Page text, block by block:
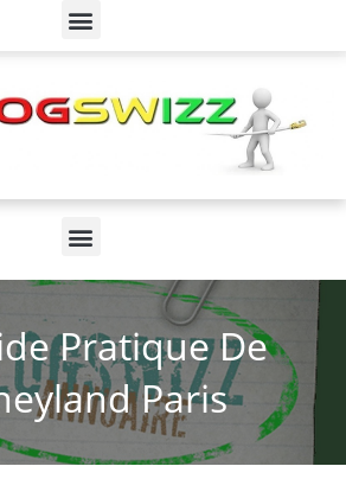
Pratique De
Paris